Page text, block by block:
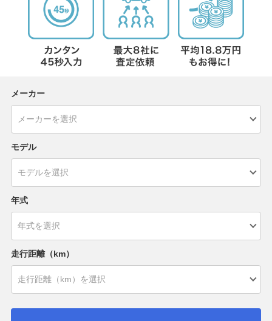
メーカー
モデル
年式
走行距離（km）